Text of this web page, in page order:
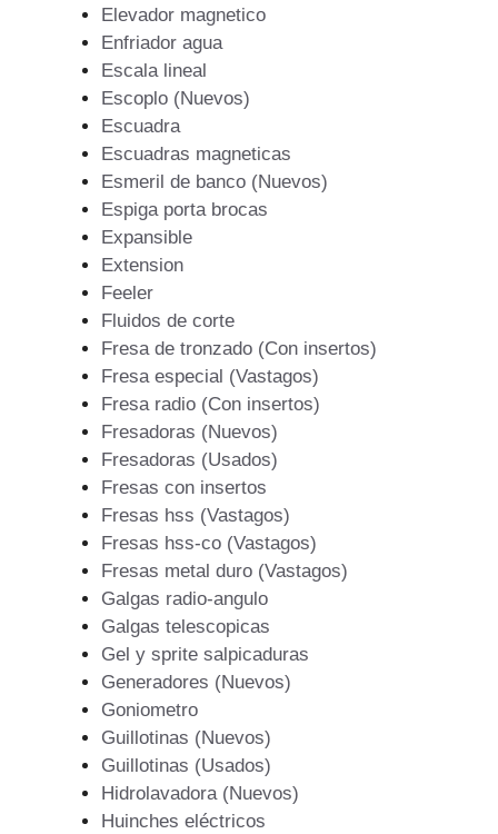
Elevador magnetico
Enfriador agua
Escala lineal
Escoplo (Nuevos)
Escuadra
Escuadras magneticas
Esmeril de banco (Nuevos)
Espiga porta brocas
Expansible
Extension
Feeler
Fluidos de corte
Fresa de tronzado (Con insertos)
Fresa especial (Vastagos)
Fresa radio (Con insertos)
Fresadoras (Nuevos)
Fresadoras (Usados)
Fresas con insertos
Fresas hss (Vastagos)
Fresas hss-co (Vastagos)
Fresas metal duro (Vastagos)
Galgas radio-angulo
Galgas telescopicas
Gel y sprite salpicaduras
Generadores (Nuevos)
Goniometro
Guillotinas (Nuevos)
Guillotinas (Usados)
Hidrolavadora (Nuevos)
Huinches eléctricos